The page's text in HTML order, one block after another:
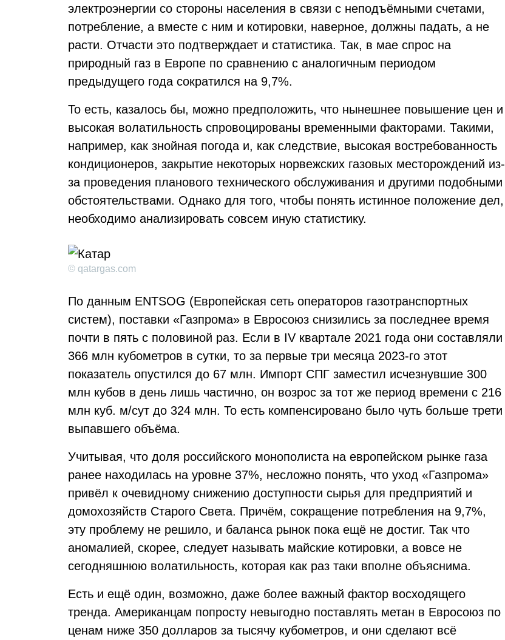
электроэнергии со стороны населения в связи с неподъёмными счетами,
потребление, а вместе с ним и котировки, наверное, должны падать, а не
расти. Отчасти это подтверждает и статистика. Так, в мае спрос на
природный газ в Европе по сравнению с аналогичным периодом
предыдущего года сократился на 9,7%.
То есть, казалось бы, можно предположить, что нынешнее повышение цен и
высокая волатильность спровоцированы временными факторами. Такими,
например, как знойная погода и, как следствие, высокая востребованность
кондиционеров, закрытие некоторых норвежских газовых месторождений из-
за проведения планового технического обслуживания и другими подобными
обстоятельствами. Однако для того, чтобы понять истинное положение дел,
необходимо анализировать совсем иную статистику.
© qatargas.com
По данным ENTSOG (Европейская сеть операторов газотранспортных
систем), поставки «Газпрома» в Евросоюз снизились за последнее время
почти в пять с половиной раз. Если в IV квартале 2021 года они составляли
366 млн кубометров в сутки, то за первые три месяца 2023-го этот
показатель опустился до 67 млн. Импорт СПГ заместил исчезнувшие 300
млн кубов в день лишь частично, он возрос за тот же период времени с 216
млн куб. м/сут до 324 млн. То есть компенсировано было чуть больше трети
выпавшего объёма.
Учитывая, что доля российского монополиста на европейском рынке газа
ранее находилась на уровне 37%, несложно понять, что уход «Газпрома»
привёл к очевидному снижению доступности сырья для предприятий и
домохозяйств Старого Света. Причём, сокращение потребления на 9,7%,
эту проблему не решило, и баланса рынок пока ещё не достиг. Так что
аномалией, скорее, следует называть майские котировки, а вовсе не
сегодняшнюю волатильность, которая как раз таки вполне объяснима.
Есть и ещё один, возможно, даже более важный фактор восходящего
тренда. Американцам попросту невыгодно поставлять метан в Евросоюз по
ценам ниже 350 долларов за тысячу кубометров, и они сделают всё